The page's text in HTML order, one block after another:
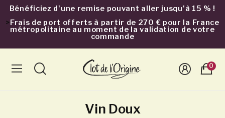
Bénéficiez d'une remise pouvant aller jusqu'à 15 % !
>Frais de port offerts à partir de 270 € pour la France
métropolitaine au moment de la validation de votre
commande
0
Vin Doux